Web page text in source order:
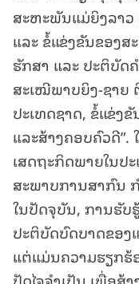
ສະຫະພັນແມ່ຍິງລາວ
ແລະ ຂໍ້ແຂ່ງຂັນຂອງ
ຮັກສາ ແລະ ປະຕິບັດ
ສະເໝີພາບຍິງ-ຊາ
ປະເທດຊາດ, ຂໍ້ແຂ່ງ
ແລະສ້າງຄອບຄົວດີ
ເສດຖະກິດພາຍໃນປ
ສະພາບການສາກົນ
ໃນປັດຈຸບັນ, ການຮັບ
ປະຕິບັດບົດບາດຂອງ
ແຕ່ແມ່ນຄວາມຮຽກ